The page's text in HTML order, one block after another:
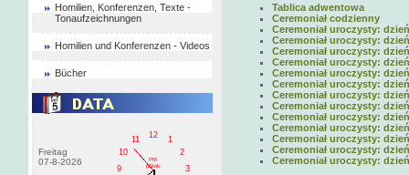
Homilien, Konferenzen, Texte -
Tonaufzeichnungen
Homilien und Konferenzen - Videos
Bücher
Freitag
07-8-2026
1
2
3
9
10
11
12
PM
pištek
Tablica adwentowa
Ceremoniał codzienny
Ceremoniał uroczysty:
Ceremoniał uroczysty:
Ceremoniał uroczysty:
Ceremoniał uroczysty:
Ceremoniał uroczysty:
Ceremoniał uroczysty:
Ceremoniał uroczysty:
Ceremoniał uroczysty:
Ceremoniał uroczysty:
Ceremoniał uroczysty:
Ceremoniał uroczysty:
Ceremoniał uroczysty:
Ceremoniał uroczysty: